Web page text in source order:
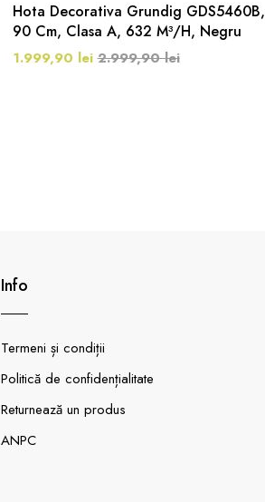
Hota Decorativa Grundig GDS5460B,
90 Cm, Clasa A, 632 M³/h, Negru
1.999,90 lei 2.999,90 lei
Info
Termeni și condiții
Politică de confidențialitate
Returnează un produs
ANPC